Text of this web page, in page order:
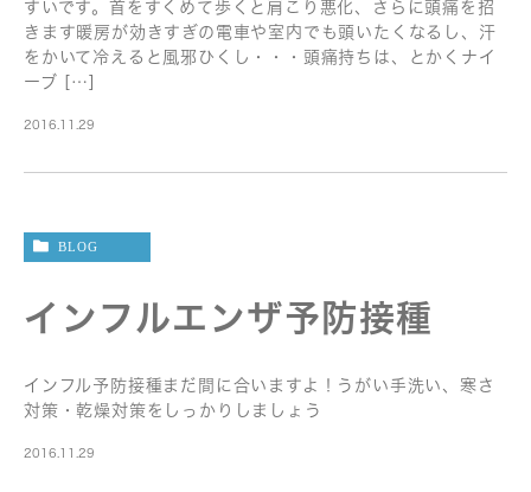
すいです。首をすくめて歩くと肩こり悪化、さらに頭痛を招
きます暖房が効きすぎの電車や室内でも頭いたくなるし、汗
をかいて冷えると風邪ひくし・・・頭痛持ちは、とかくナイ
ーブ […]
2016.11.29
BLOG
インフルエンザ予防接種
インフル予防接種まだ間に合いますよ！うがい手洗い、寒さ
対策・乾燥対策をしっかりしましょう
2016.11.29